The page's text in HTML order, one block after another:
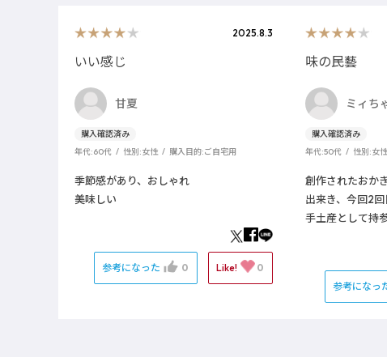
2025.8.3
いい感じ
甘夏
年代:60代 性別:女性 購入目的:ご自宅用
季節感があり、おしゃれ
美味しい
参考になった 0 Like! 0
味の民藝
ミィち
年代:50代 性別:女性
創作されたおか
出来き、今回2
手土産として持
参考になっ